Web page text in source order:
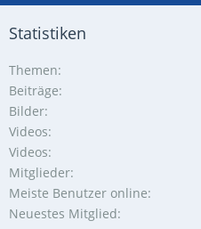
Statistiken
Themen
Beiträge
Bilder
Videos
Videos
Mitglieder
Meiste Benutzer online
Neuestes Mitglied